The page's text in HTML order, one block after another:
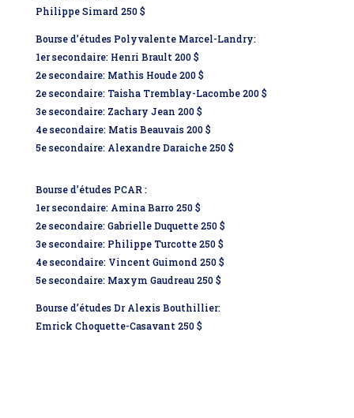
Philippe Simard 250 $
Bourse d’études Polyvalente Marcel-Landry:
1er secondaire: Henri Brault 200 $
2e secondaire: Mathis Houde 200 $
2e secondaire: Taisha Tremblay-Lacombe 200 $
3e secondaire: Zachary Jean 200 $
4e secondaire: Matis Beauvais 200 $
5e secondaire: Alexandre Daraiche 250 $
Bourse d’études PCAR :
1er secondaire: Amina Barro 250 $
2e secondaire: Gabrielle Duquette 250 $
3e secondaire: Philippe Turcotte 250 $
4e secondaire: Vincent Guimond 250 $
5e secondaire: Maxym Gaudreau 250 $
Bourse d’études Dr Alexis Bouthillier:
Emrick Choquette-Casavant 250 $